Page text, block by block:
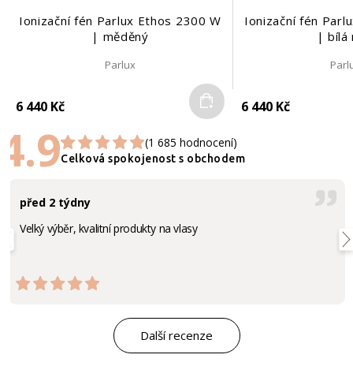
Ionizační fén Parlux Ethos 2300 W
| měděný
Parlux
6 440 Kč Do košíku
Ionizační fén
| bílá
6 440 Kč
4.9 (1 685 hodnocení)
Celková spokojenost s obchodem
před 2 týdny
Velký výběr, kvalitní produkty na vlasy
Další recenze